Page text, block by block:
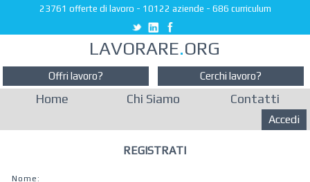
23761 offerte di lavoro - 10122 aziende - 686 curriculum
LAVORARE.ORG
Offri lavoro? Cerchi lavoro?
Home Chi Siamo Contatti
Accedi
REGISTRATI
Nome: